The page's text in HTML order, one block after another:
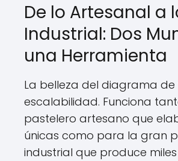
De lo Artesanal a
Industrial: Dos
una Herramienta
La belleza del diagrama de
escalabilidad. Funciona
pastelero artesano que
únicas como para la gran
industrial que produce